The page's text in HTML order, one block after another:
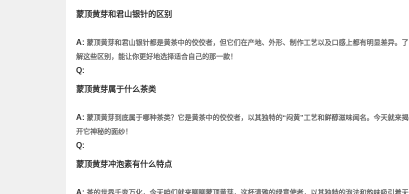
蒙顶黄芽和君山银针的区别
A: 蒙顶黄芽和君山银针都是黄茶中的佼佼者，但它们在产地、外形、制作工艺以及口感上都有明显差异。了
解这些区别，能让你更好地选择适合自己的那一款！
Q:
蒙顶黄芽属于什么茶类
A: 蒙顶黄芽到底属于哪种茶类？它是黄茶中的佼佼者，以其独特的“闷黄”工艺和鲜醇滋味闻名。今天就来揭
开它神秘的面纱！
Q:
蒙顶黄芽冲泡素有什么特点
A: